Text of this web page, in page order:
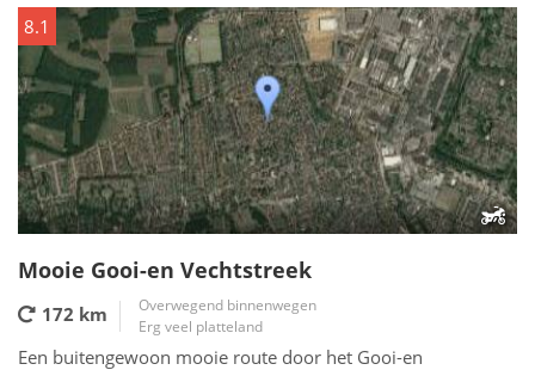
8.1
Mooie Gooi-en Vechtstreek
172 km
Overwegend binnenwegen
Erg veel platteland
Een buitengewoon mooie route door het Gooi-en